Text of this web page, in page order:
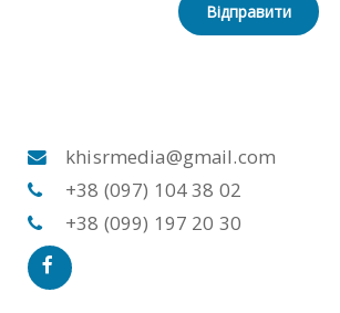
Відправити
khisrmedia@gmail.com
+38 (097) 104 38 02
+38 (099) 197 20 30